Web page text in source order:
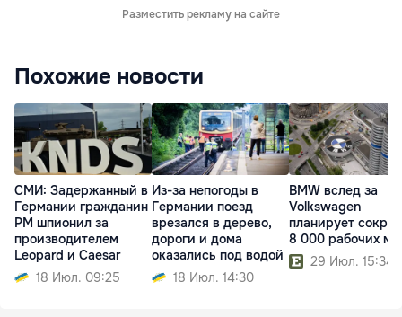
Разместить рекламу на сайте
Похожие новости
СМИ: Задержанный в
Германии гражданин
РМ шпионил за
производителем
Leopard и Caesar
18 Июл. 09:25
Из-за непогоды в
Германии поезд
врезался в дерево,
дороги и дома
оказались под водой
18 Июл. 14:30
BMW вслед за
Volkswagen
планирует
8 000 рабочих
29 Июл. 15:34